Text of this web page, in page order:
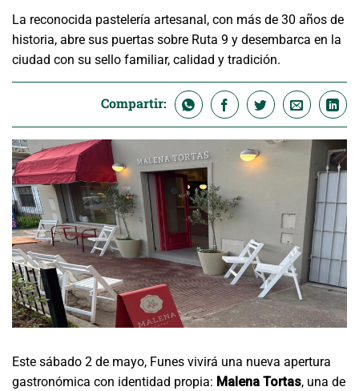
La reconocida pastelería artesanal, con más de 30 años de
historia, abre sus puertas sobre Ruta 9 y desembarca en la
ciudad con su sello familiar, calidad y tradición.
Compartir:
Este sábado 2 de mayo, Funes vivirá una nueva apertura
gastronómica con identidad propia: Malena Tortas, una de